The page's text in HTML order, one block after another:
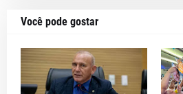
Você pode gostar